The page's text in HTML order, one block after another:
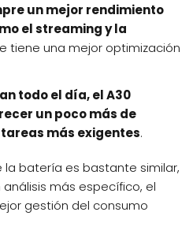
un mejor rendimiento
el streaming y la
tiene una mejor optimización
todo el día, el A30
un poco más de
más exigentes.
la batería es bastante similar,
más específico, el
gestión del consumo